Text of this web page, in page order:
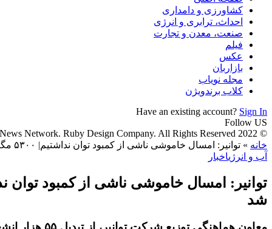
کشاورزی و دامداری
احداث، ترابری و انرژی
صنعت، معدن و تجارت
فیلم
عکس
بازاربان
مجله نویاب
کلاب برندویژن
Have an existing account? Sign In
Follow US
© 2022 Foxiz News Network. Ruby Design Company. All Rights Reserved.
خانه » توانیر: امسال خاموشی ناشی از کمبود توان نداشتیم| ۵۳۰۰ مگاوات نیروگاه خورشیدی وارد مدار شد
آب و انرژیاخبار
شد